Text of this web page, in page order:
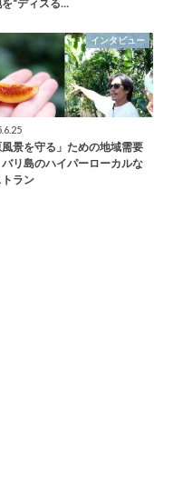
“ディスる…
インタビュー
風景を守る」ための地域需要
バリ島のハイパーローカルな
トラン